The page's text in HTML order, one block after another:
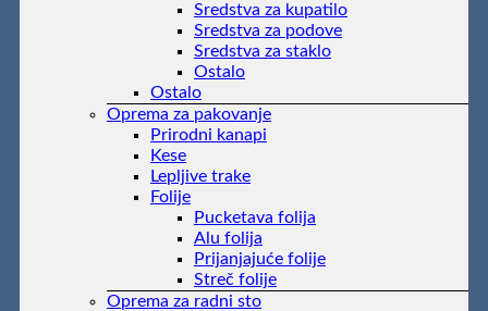
Sredstva za kupatilo
Sredstva za podove
Sredstva za staklo
Ostalo
Ostalo
Oprema za pakovanje
Prirodni kanapi
Kese
Lepljive trake
Folije
Pucketava folija
Alu folija
Prijanjajuće folije
Streč folije
Oprema za radni sto